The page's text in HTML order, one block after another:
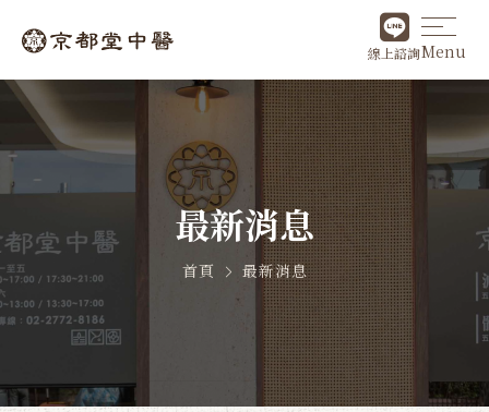
線上諮詢Menu
最新消息
首頁 最新消息